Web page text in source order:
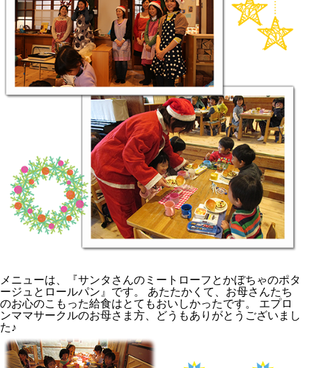
メニューは、『サンタさんのミートローフとかぼちゃのポタ
ージュとロールパン』です。 あたたかくて、お母さんたち
のお心のこもった給食はとてもおいしかったです。 エプロ
ンママサークルのお母さま方、どうもありがとうございまし
た♪